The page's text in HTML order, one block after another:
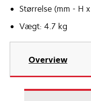
Størrelse (mm - H
Vægt: 4.7 kg
Overview